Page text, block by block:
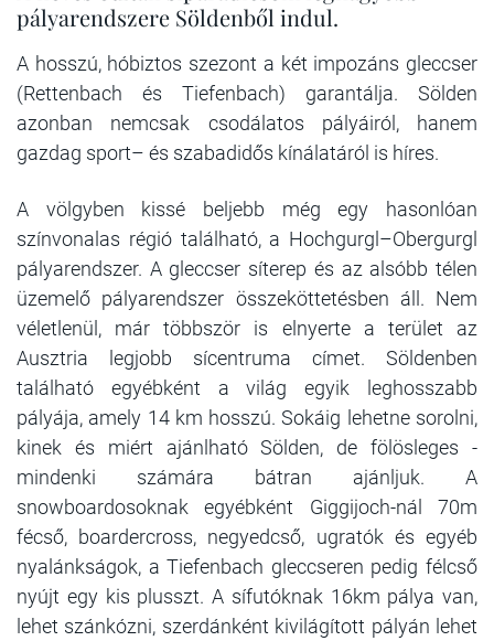
pályarendszere Söldenből indul.
A hosszú, hóbiztos szezont a két impozáns gleccser
(Rettenbach és Tiefenbach) garantálja. Sölden
azonban nemcsak csodálatos pályáiról, hanem
gazdag sport– és szabadidős kínálatáról is híres.
A völgyben kissé beljebb még egy hasonlóan
színvonalas régió található, a Hochgurgl–Obergurgl
pályarendszer. A gleccser síterep és az alsóbb télen
üzemelő pályarendszer összeköttetésben áll. Nem
véletlenül, már többször is elnyerte a terület az
Ausztria legjobb sícentruma címet. Söldenben
található egyébként a világ egyik leghosszabb
pályája, amely 14 km hosszú. Sokáig lehetne sorolni,
kinek és miért ajánlható Sölden, de fölösleges -
mindenki számára bátran ajánljuk. A
snowboardosoknak egyébként Giggijoch-nál 70m
fécső, boardercross, negyedcső, ugratók és egyéb
nyalánkságok, a Tiefenbach gleccseren pedig félcső
nyújt egy kis plusszt. A sífutóknak 16km pálya van,
lehet szánkózni, szerdánként kivilágított pályán lehet